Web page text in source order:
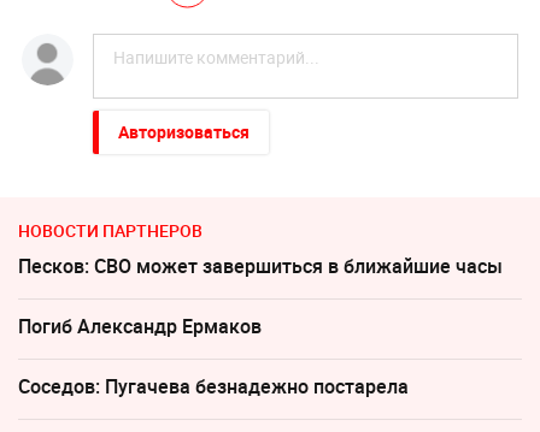
Авторизоваться
НОВОСТИ ПАРТНЕРОВ
Песков: СВО может завершиться в ближайшие часы
Погиб Александр Ермаков
Соседов: Пугачева безнадежно постарела